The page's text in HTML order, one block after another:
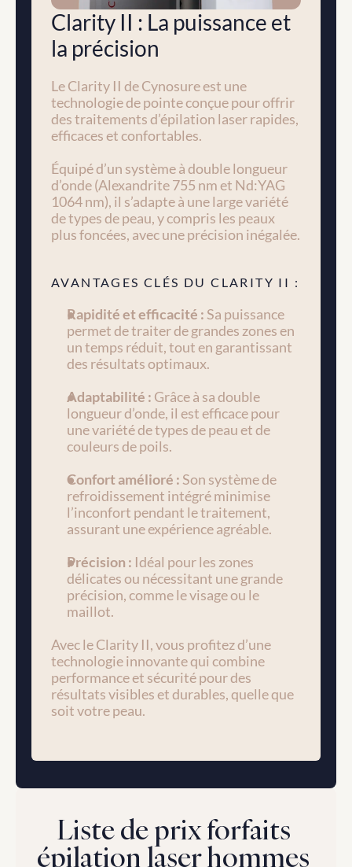
Clarity II : La puissance et
la précision
Le Clarity II de Cynosure est une
technologie de pointe conçue pour offrir
des traitements d’épilation laser rapides,
efficaces et confortables.
Équipé d’un système à double longueur
d’onde (Alexandrite 755 nm et Nd:YAG
1064 nm), il s’adapte à une large variété
de types de peau, y compris les peaux
plus foncées, avec une précision inégalée.
AVANTAGES CLÉS DU CLARITY II :
Rapidité et efficacité : Sa puissance
permet de traiter de grandes zones en
un temps réduit, tout en garantissant
des résultats optimaux.
Adaptabilité : Grâce à sa double
longueur d’onde, il est efficace pour
une variété de types de peau et de
couleurs de poils.
Confort amélioré : Son système de
refroidissement intégré minimise
l’inconfort pendant le traitement,
assurant une expérience agréable.
Précision : Idéal pour les zones
délicates ou nécessitant une grande
précision, comme le visage ou le
maillot.
Avec le Clarity II, vous profitez d’une
technologie innovante qui combine
performance et sécurité pour des
résultats visibles et durables, quelle que
soit votre peau.
Liste de prix forfaits
épilation laser hommes